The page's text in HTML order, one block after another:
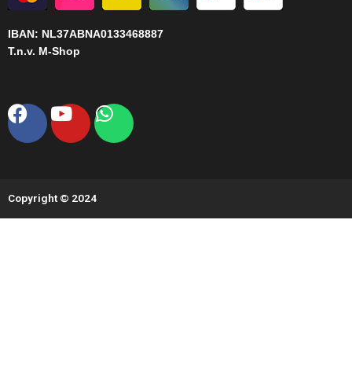
IBAN: NL37ABNA0133468887
T.n.v. M-Shop
Facebook
YoutubeWhatsapp
Copyright © 2024